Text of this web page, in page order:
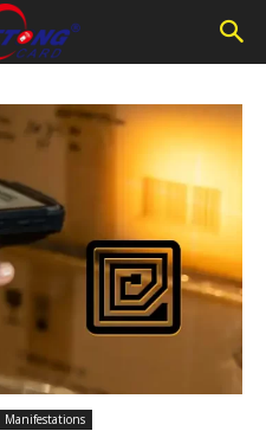
Manifestations